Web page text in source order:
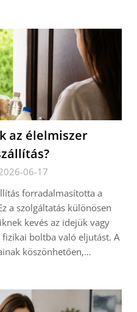
az élelmiszer
06-17
forradalmasította a
a szolgáltatás különösen
kevés az idejük vagy
boltba való eljutást. A
köszönhetően,…